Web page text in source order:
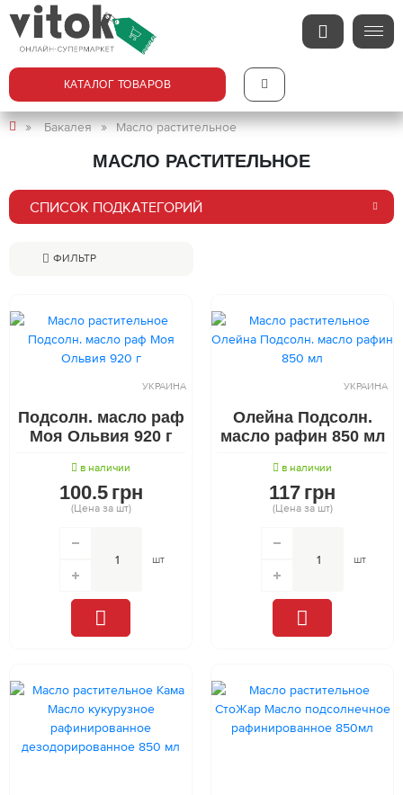
КАТАЛОГ ТОВАРОВ
Бакалея Масло растительное
МАСЛО РАСТИТЕЛЬНОЕ
СПИСОК ПОДКАТЕГОРИЙ
ФИЛЬТР
УКРАИНА
Подсолн. масло раф
Моя Ольвия 920 г
в наличии
100.5 грн
(Цена за шт)
шт
УКРАИНА
Олейна Подсолн.
масло рафин 850 мл
в наличии
117 грн
(Цена за шт)
шт